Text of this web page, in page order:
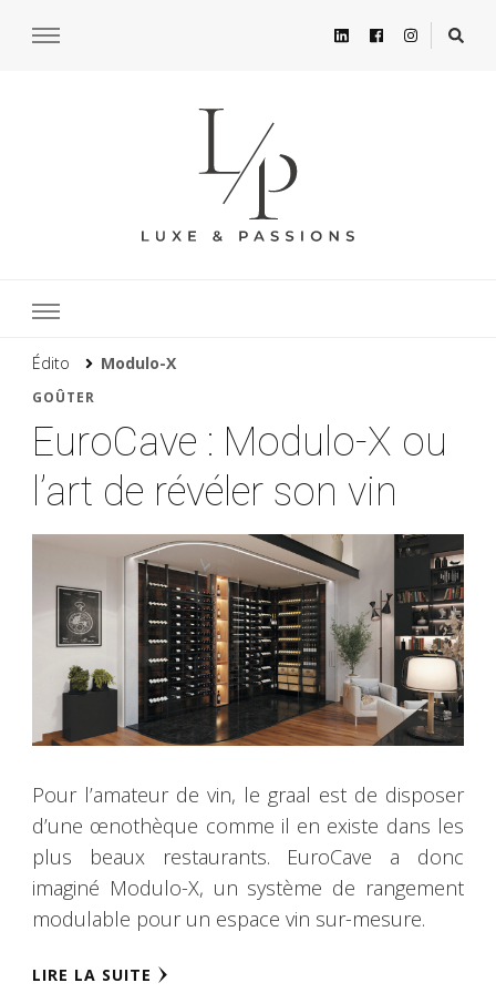
Édito Modulo-X
GOÛTER
EuroCave : Modulo-X ou
l’art de révéler son vin
Pour l’amateur de vin, le graal est de disposer
d’une œnothèque comme il en existe dans les
plus beaux restaurants. EuroCave a donc
imaginé Modulo-X, un système de rangement
modulable pour un espace vin sur-mesure.
LIRE LA SUITE